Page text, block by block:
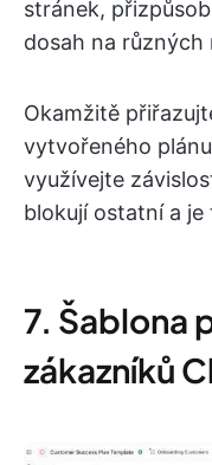
stránek,
dosah na
Okamžitě
vytvořeného
využívejte
blokují ostatní a
7. Šablona
zákazníků